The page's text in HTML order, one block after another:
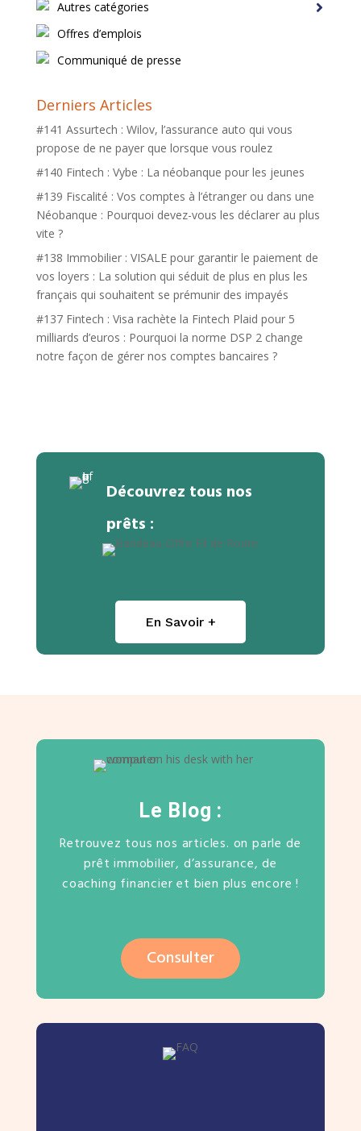
Autres catégories
Offres d’emplois
Communiqué de presse
Derniers Articles
#141 Assurtech : Wilov, l’assurance auto qui vous
propose de ne payer que lorsque vous roulez
#140 Fintech : Vybe : La néobanque pour les jeunes
#139 Fiscalité : Vos comptes à l’étranger ou dans une
Néobanque : Pourquoi devez-vous les déclarer au plus
vite ?
#138 Immobilier : VISALE pour garantir le paiement de
vos loyers : La solution qui séduit de plus en plus les
français qui souhaitent se prémunir des impayés
#137 Fintech : Visa rachète la Fintech Plaid pour 5
milliards d’euros : Pourquoi la norme DSP 2 change
notre façon de gérer nos comptes bancaires ?
Découvrez tous nos
prêts :
En Savoir +
Le Blog :
Retrouvez tous nos articles. on parle de
prêt immobilier, d’assurance, de
coaching financier et bien plus encore !
Consulter